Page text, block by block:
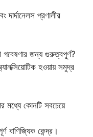
দার্দানেলস প্রণালীর
গবেষণার জন্য গুরুত্বপূর্ণ?
হওয়ায় সমুদ্র
মধ্যে কোনটি সবচেয়ে
কেন্দ্র।